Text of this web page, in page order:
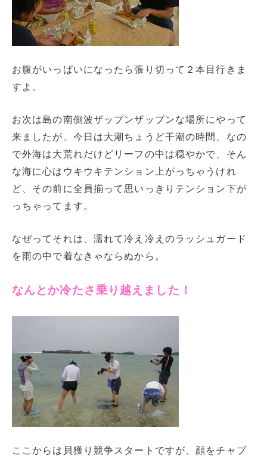
お腹がいっぱいになったら張り切って２本目行きま
すよ。
お次は島の南側波ザップンザップンな場所にやって
来ましたが、今日は大潮ちょうど干潮の時間、なの
で外海は大荒れだけどリーフの中は穏やかで、そん
な海に心はウキウキテンション上がっちゃうけれ
ど、その前に全員揃って思いっきりテンション下が
っちゃってます。
なぜってそれは、濡れて冷え冷えのラッシュガード
を雨の中で着なきゃならぬから。
なんとか冷たさ乗り越えました！
ここからは貝獲り競争スタートですが、顔をチャプ